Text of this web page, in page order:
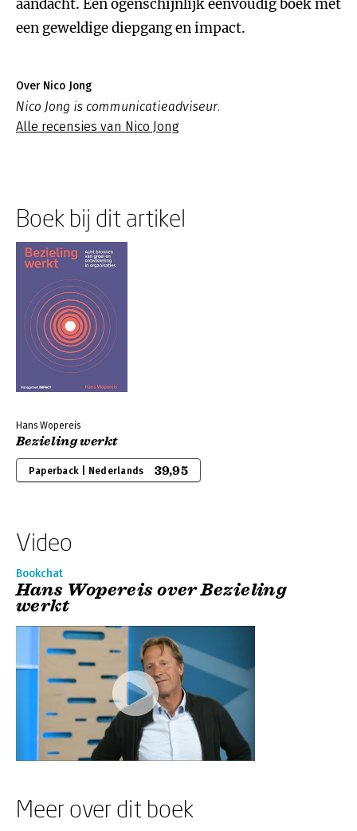
aandacht. Een ogenschijnlijk eenvoudig boek met
een geweldige diepgang en impact.
Over Nico Jong
Nico Jong is communicatieadviseur.
Alle recensies van Nico Jong
Boek bij dit artikel
Hans Wopereis
Bezieling werkt
Paperback | Nederlands 39,95
Video
Bookchat
Hans Wopereis over Bezieling
werkt
Meer over dit boek